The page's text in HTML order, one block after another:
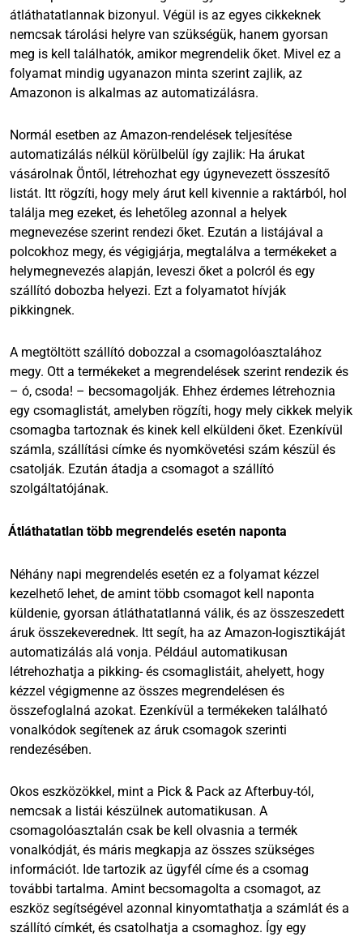
átláthatatlannak bizonyul. Végül is az egyes cikkeknek
nemcsak tárolási helyre van szükségük, hanem gyorsan
meg is kell találhatók, amikor megrendelik őket. Mivel ez a
folyamat mindig ugyanazon minta szerint zajlik, az
Amazonon is alkalmas az automatizálásra.
Normál esetben az Amazon-rendelések teljesítése
automatizálás nélkül körülbelül így zajlik: Ha árukat
vásárolnak Öntől, létrehozhat egy úgynevezett összesítő
listát. Itt rögzíti, hogy mely árut kell kivennie a raktárból, hol
találja meg ezeket, és lehetőleg azonnal a helyek
megnevezése szerint rendezi őket. Ezután a listájával a
polcokhoz megy, és végigjárja, megtalálva a termékeket a
helymegnevezés alapján, leveszi őket a polcról és egy
szállító dobozba helyezi. Ezt a folyamatot hívják
pikkingnek.
A megtöltött szállító dobozzal a csomagolóasztalához
megy. Ott a termékeket a megrendelések szerint rendezik és
– ó, csoda! – becsomagolják. Ehhez érdemes létrehoznia
egy csomaglistát, amelyben rögzíti, hogy mely cikkek melyik
csomagba tartoznak és kinek kell elküldeni őket. Ezenkívül
számla, szállítási címke és nyomkövetési szám készül és
csatolják. Ezután átadja a csomagot a szállító
szolgáltatójának.
Átláthatatlan több megrendelés esetén naponta
Néhány napi megrendelés esetén ez a folyamat kézzel
kezelhető lehet, de amint több csomagot kell naponta
küldenie, gyorsan átláthatatlanná válik, és az összeszedett
áruk összekeverednek. Itt segít, ha az Amazon-logisztikáját
automatizálás alá vonja. Például automatikusan
létrehozhatja a pikking- és csomaglistáit, ahelyett, hogy
kézzel végigmenne az összes megrendelésen és
összefoglalná azokat. Ezenkívül a termékeken található
vonalkódok segítenek az áruk csomagok szerinti
rendezésében.
Okos eszközökkel, mint a Pick & Pack az Afterbuy-tól,
nemcsak a listái készülnek automatikusan. A
csomagolóasztalán csak be kell olvasnia a termék
vonalkódját, és máris megkapja az összes szükséges
információt. Ide tartozik az ügyfél címe és a csomag
további tartalma. Amint becsomagolta a csomagot, az
eszköz segítségével azonnal kinyomtathatja a számlát és a
szállító címkét, és csatolhatja a csomaghoz. Így egy